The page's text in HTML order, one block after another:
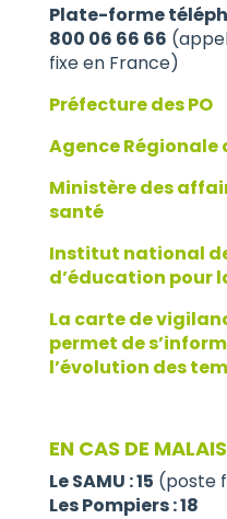
Plate-forme
800 06 66 66
fixe en France)
Préfecture des PO
Agence Régionale
Ministère des
santé
Institut national
d’éducation pour
La carte de
permet de
l’évolution des
EN CAS DE
Le SAMU : 15 (poste
Les Pompiers : 18